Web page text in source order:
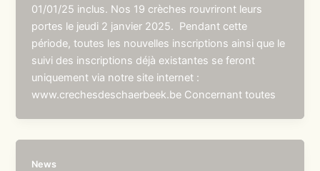
01/01/25 inclus. Nos 19 crèches rouvriront leurs
portes le jeudi 2 janvier 2025. Pendant cette
période, toutes les nouvelles inscriptions ainsi que le
suivi des inscriptions déjà existantes se feront
uniquement via notre site internet :
www.crechesdeschaerbeek.be Concernant toutes
News